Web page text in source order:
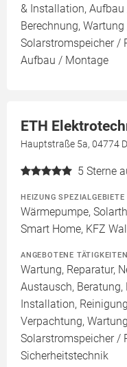
& Installation,
Berechnung,
Solarstromspeicher /
Aufbau / Montage
ETH
Hauptstraße 5a, 04774
5 Sterne
HEIZUNG SPEZIALGEBIETE
Wärmepumpe,
Smart Home, KFZ
ANGEBOTENE TÄTIGKEITEN
Wartung, Reparatur,
Austausch,
Installation,
Verpachtung,
Solarstromspeicher /
Sicherheitstechnik